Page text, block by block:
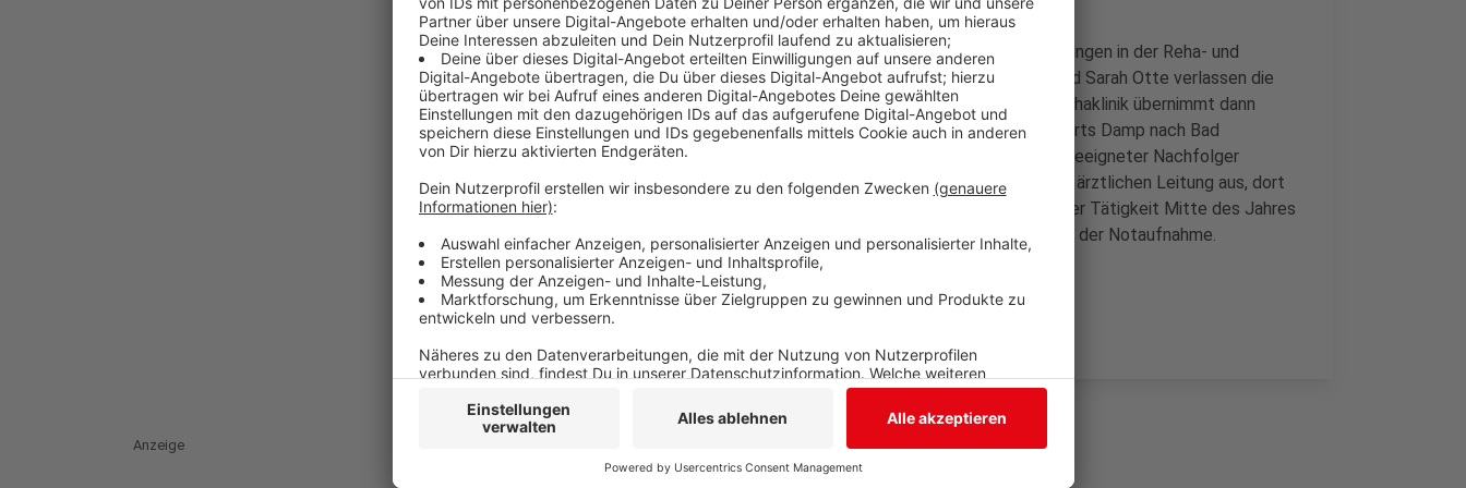
Die Vamed-Klinik in Bad Berleburg bekommt neue Geschäftsführungen in der Reha- und
Akutklinik. Die aktuellen Geschäftsführerinnen Sabine Raimund und Sarah Otte verlassen die
Klinik aus familiären Gründen Mitte des Jahres. Die Leitung der Rehaklinik übernimmt dann
Florian König. Er wechselt von der Vamed-Klinik des Ostsee-Resorts Damp nach Bad
Berleburg. Für die Geschäftsführung der Akutklinik wird noch ein geeigneter Nachfolger
gesucht, heißt es in der Pressemitteilung. Anders sieht es bei der ärztlichen Leitung aus, dort
folgt Dr. Lars Pietschmann auf Dr. Frank Merz, der nach langjähriger Tätigkeit Mitte des Jahres
in den Ruhestand geht. Dr. Pietschmann war bisher Leitender Arzt der Notaufnahme.
Anzeige
Anzeige